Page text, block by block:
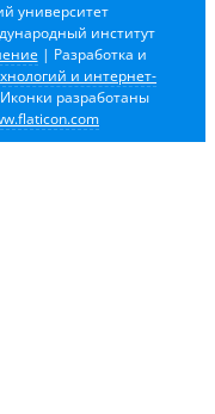
университет
институт
| Разработка и
и интернет-
разработаны